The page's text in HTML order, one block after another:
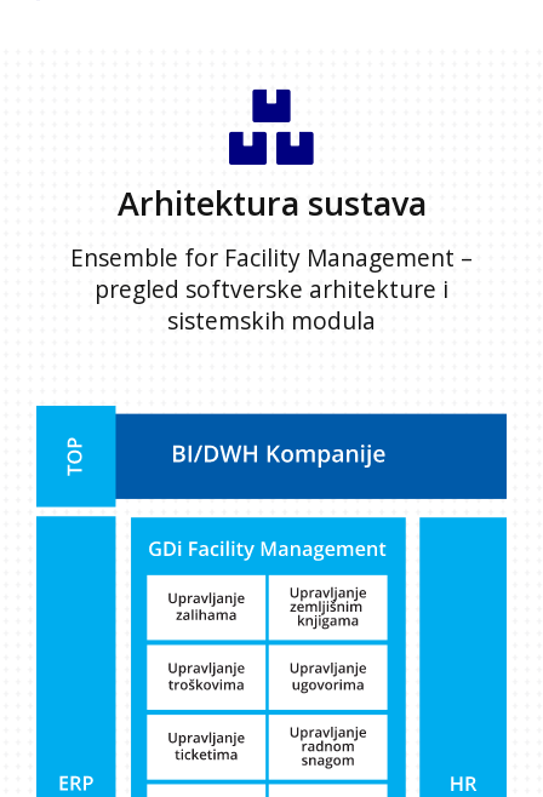
Arhitektura sustava
Ensemble for Facility Management –
pregled softverske arhitekture i
sistemskih modula